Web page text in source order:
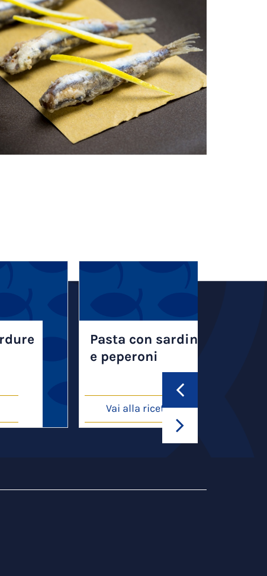
Pasta con sardine
e peperoni
Vai alla ricetta